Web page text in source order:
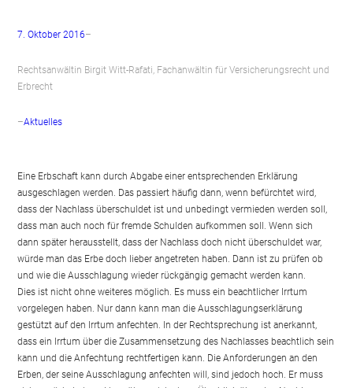
7. Oktober 2016–
Rechtsanwältin Birgit Witt-Rafati, Fachanwältin für Versicherungsrecht und
Erbrecht
–Aktuelles
Eine Erbschaft kann durch Abgabe einer entsprechenden Erklärung
ausgeschlagen werden. Das passiert häufig dann, wenn befürchtet wird,
dass der Nachlass überschuldet ist und unbedingt vermieden werden soll,
dass man auch noch für fremde Schulden aufkommen soll. Wenn sich
dann später herausstellt, dass der Nachlass doch nicht überschuldet war,
würde man das Erbe doch lieber angetreten haben. Dann ist zu prüfen ob
und wie die Ausschlagung wieder rückgängig gemacht werden kann.
Dies ist nicht ohne weiteres möglich. Es muss ein beachtlicher Irrtum
vorgelegen haben. Nur dann kann man die Ausschlagungserklärung
gestützt auf den Irrtum anfechten. In der Rechtsprechung ist anerkannt,
dass ein Irrtum über die Zusammensetzung des Nachlasses beachtlich sein
kann und die Anfechtung rechtfertigen kann. Die Anforderungen an den
Erben, der seine Ausschlagung anfechten will, sind jedoch hoch. Er muss